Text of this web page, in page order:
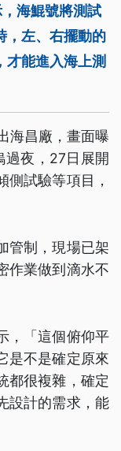
海鯤號將測試
，左、右擺動的
才能進入海上測
海昌廠，畫面曝
過夜，27日展開
側試驗等項目，
管制，現場已架
作業做到滴水不
，「這個俯仰平
是不是確定原來
都很複雜，確定
設計的需求，能